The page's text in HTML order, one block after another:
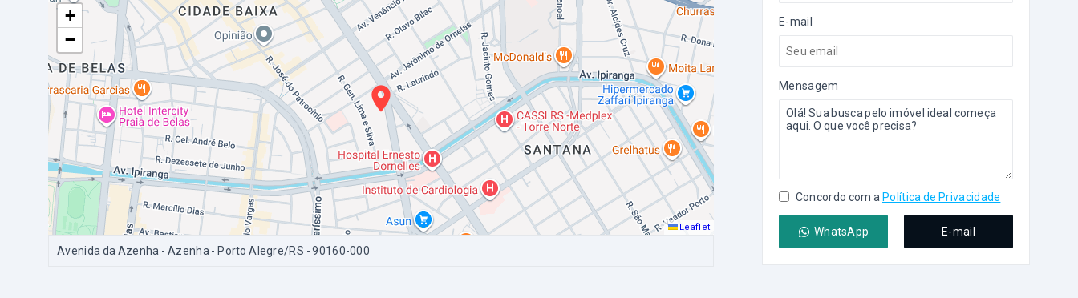
+
−
Leaflet
Avenida da Azenha - Azenha - Porto Alegre/RS - 90160-000
E-mail
Mensagem
Concordo com a Política de Privacidade
WhatsApp E-mail